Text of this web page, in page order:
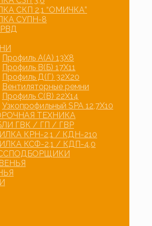
СКП 2,1 “ОМИЧКА”
СУПН-8
Профиль А(А) 13Х8
Профиль В(Б) 17Х11
Профиль Д(Г) 32Х20
Вентиляторные ремни
Профиль С(В) 22Х14
Узкопрофильный SPA 12,7Х10
ТЕХНИКА
ГВК / ГП / ГВР
КРН-2,1 / КДН-210
КСФ-2,1 / КДП-4,0